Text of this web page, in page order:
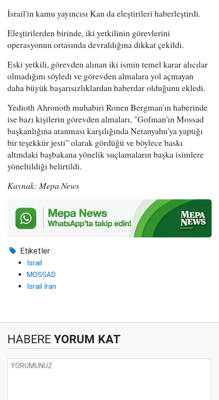
İsrail'in kamu yayıncısı Kan da eleştirileri haberleştirdi.
Eleştirilerden birinde, iki yetkilinin görevlerini
operasyonun ortasında devraldığına dikkat çekildi.
Eski yetkili, görevden alınan iki ismin temel karar alıcılar
olmadığını söyledi ve görevden almalara yol açmayan
daha büyük başarısızlıklardan haberdar olduğunu ekledi.
Yedioth Ahronoth muhabiri Ronen Bergman'ın haberinde
ise bazı kişilerin görevden almaları, "Gofman'ın Mossad
başkanlığına atanması karşılığında Netanyahu'ya yaptığı
bir teşekkür jesti" olarak gördüğü ve böylece baskı
altındaki başbakana yönelik suçlamaların başka isimlere
yöneltildiği belirtildi.
Kaynak: Mepa News
Etiketler :
İsrail
MOSSAD
İsrail İran
HABERE YORUM KAT